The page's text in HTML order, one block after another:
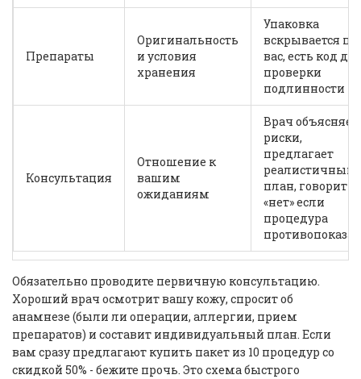
Препараты
Оригинальность
и условия
хранения
Упаковка
вскрывается
вас, есть код
проверки
подлинности
Консультация
Отношение к
вашим
ожиданиям
Врач объясняет
риски,
предлагает
реалистичный
план, говорит
«нет» если
процедура
Обязательно проводите первичную консультацию.
Хороший врач осмотрит вашу кожу, спросит об
анамнезе (были ли операции, аллергии, прием
препаратов) и составит индивидуальный план. Если
вам сразу предлагают купить пакет из 10 процедур со
скидкой 50% - бежите прочь. Это схема быстрого